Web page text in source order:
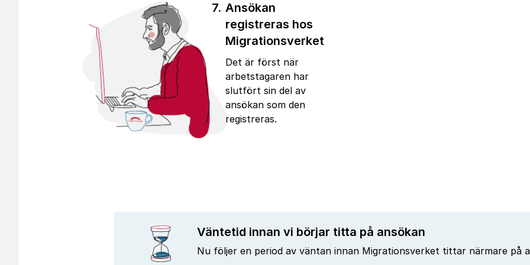
Ansökan
registreras hos
Migrationsverket
Det är först när
arbetstagaren har
slutfört sin del av
ansökan som den
registreras.
Väntetid innan vi börjar titta på ansökan
Nu följer en period av väntan innan Migrationsverket tittar närmare på